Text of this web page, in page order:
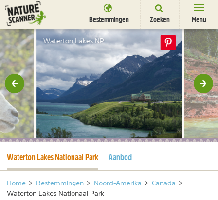
Ga
naar
content
Bestemmingen Zoeken Menu
Bestemmingen
Overnachten
Activiteiten
Natuurparken
Dieren
Nieuwsbrief Uitgelicht
Waterton Lakes NP
Huidige pagina
Waterton Lakes Nationaal Park Aanbod
Home > Bestemmingen > Noord-Amerika > Canada >
Waterton Lakes Nationaal Park